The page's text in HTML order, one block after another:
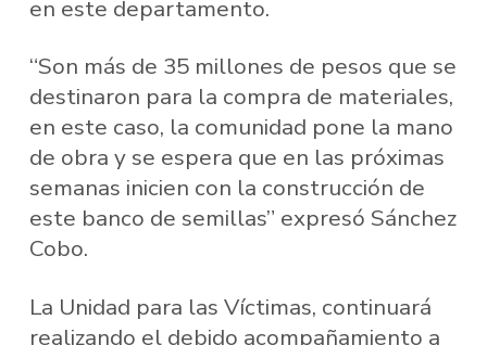
en este departamento.
“Son más de 35 millones de pesos que se
destinaron para la compra de materiales,
en este caso, la comunidad pone la mano
de obra y se espera que en las próximas
semanas inicien con la construcción de
este banco de semillas” expresó Sánchez
Cobo.
La Unidad para las Víctimas, continuará
realizando el debido acompañamiento a